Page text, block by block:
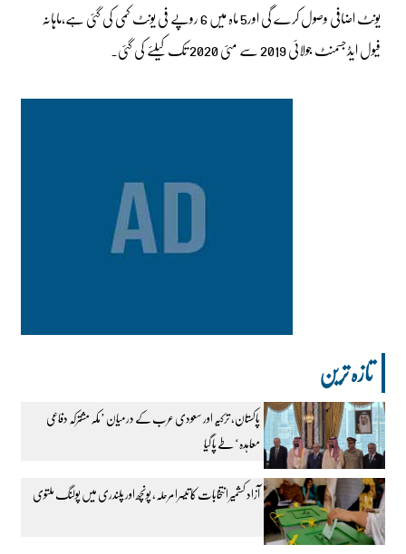
یونٹ اضافی وصول کرے گی اور5 ماہ میں 6 روپے فی یونٹ کمی کی گئی ہے،ماہانہ
فیول ایڈجسمنٹ جولائی 2019 سے مئی 2020 تک کیلئے کی گئی۔
تازہ ترین
پاکستان، ترکیہ اور سعودی عرب کے درمیان ’مکہ مشترکہ دفاعی
معاہدہ‘ طے پا گیا
آزاد کشمیر انتخابات کا تیسرا مرحلہ، پونچھ اور پلندری میں پولنگ ملتوی